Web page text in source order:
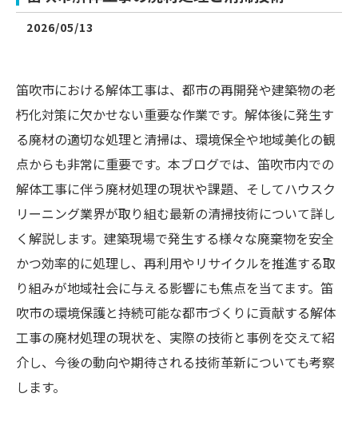
2026/05/13
笛吹市における解体工事は、都市の再開発や建築物の老
朽化対策に欠かせない重要な作業です。解体後に発生す
る廃材の適切な処理と清掃は、環境保全や地域美化の観
点からも非常に重要です。本ブログでは、笛吹市内での
解体工事に伴う廃材処理の現状や課題、そしてハウスク
リーニング業界が取り組む最新の清掃技術について詳し
く解説します。建築現場で発生する様々な廃棄物を安全
かつ効率的に処理し、再利用やリサイクルを推進する取
り組みが地域社会に与える影響にも焦点を当てます。笛
吹市の環境保護と持続可能な都市づくりに貢献する解体
工事の廃材処理の現状を、実際の技術と事例を交えて紹
介し、今後の動向や期待される技術革新についても考察
します。